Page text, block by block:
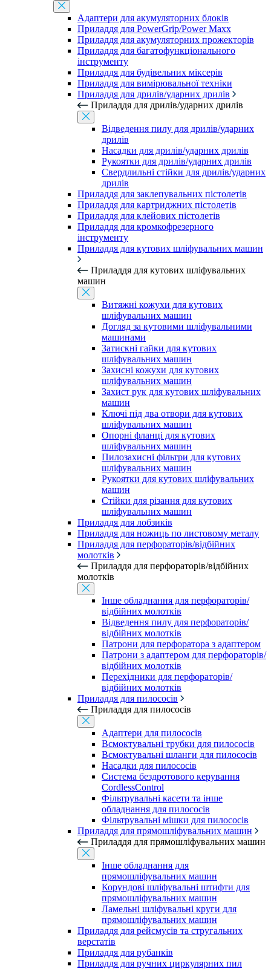
Адаптери для акумуляторних блоків
Приладдя для PowerGrip/Power Maxx
Приладдя для акумуляторних прожекторів
Приладдя для багатофункціонального
інструменту
Приладдя для будівельних міксерів
Приладдя для вимірювальної техніки
Приладдя для дрилів/ударних дрилів
Приладдя для дрилів/ударних дрилів
Відведення пилу для дрилів/ударних
дрилів
Насадки для дрилів/ударних дрилів
Рукоятки для дрилів/ударних дрилів
Свердлильні стійки для дрилів/ударних
дрилів
Приладдя для заклепувальних пістолетів
Приладдя для картриджних пістолетів
Приладдя для клейових пістолетів
Приладдя для кромкофрезерного
інструменту
Приладдя для кутових шліфувальних машин
Приладдя для кутових шліфувальних
машин
Витяжні кожухи для кутових
шліфувальних машин
Догляд за кутовими шліфувальними
машинами
Затискні гайки для кутових
шліфувальних машин
Захисні кожухи для кутових
шліфувальних машин
Захист рук для кутових шліфувальних
машин
Ключі під два отвори для кутових
шліфувальних машин
Опорні фланці для кутових
шліфувальних машин
Пилозахисні фільтри для кутових
шліфувальних машин
Рукоятки для кутових шліфувальних
машин
Стійки для різання для кутових
шліфувальних машин
Приладдя для лобзиків
Приладдя для ножиць по листовому металу
Приладдя для перфораторів/відбійних
молотків
Приладдя для перфораторів/відбійних
молотків
Інше обладнання для перфораторів/
відбійних молотків
Відведення пилу для перфораторів/
відбійних молотків
Патрони для перфоратора з адаптером
Патрони з адаптером для перфораторів/
відбійних молотків
Перехідники для перфораторів/
відбійних молотків
Приладдя для пилососів
Приладдя для пилососів
Адаптери для пилососів
Всмоктувальні трубки для пилососів
Всмоктувальні шланги для пилососів
Насадки для пилососів
Система бездротового керування
CordlessControl
Фільтрувальні касети та інше
обладнання для пилососів
Фільтрувальні мішки для пилососів
Приладдя для прямошліфувальних машин
Приладдя для прямошліфувальних машин
Інше обладнання для
прямошліфувальних машин
Корундові шліфувальні штифти для
прямошліфувальних машин
Ламельні шліфувальні круги для
прямошліфувальних машин
Приладдя для рейсмусів та стругальних
верстатів
Приладдя для рубанків
Приладдя для ручних циркулярних пил